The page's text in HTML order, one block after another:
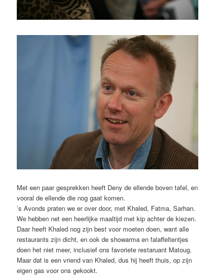
Met een paar gesprekken heeft Deny de ellende boven tafel, en
vooral de ellende die nog gaat komen.
’s Avonds praten we er over door, met Khaled, Fatma, Sarhan.
We hebben net een heerlijke maaltijd met kip achter de kiezen.
Daar heeft Khaled nog zijn best voor moeten doen, want alle
restaurants zijn dicht, en ook de showarma en falaffeltentjes
doen het niet meer, inclusief ons favoriete restaruant Matoug.
Maar dat is een vriend van Khaled, dus hij heeft thuis, op zijn
eigen gas voor ons gekookt.